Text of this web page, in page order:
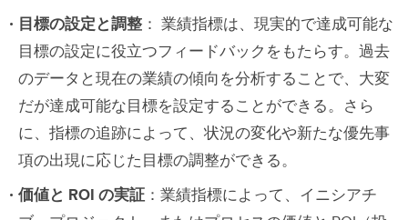
目標の設定と調整 ： 業績指標は、現実的で達成可能な
目標の設定に役立つフィードバックをもたらす。過去
のデータと現在の業績の傾向を分析することで、大変
だが達成可能な目標を設定することができる。さら
に、指標の追跡によって、状況の変化や新たな優先事
項の出現に応じた目標の調整ができる。
価値と ROI の実証 ：業績指標によって、イニシアチ